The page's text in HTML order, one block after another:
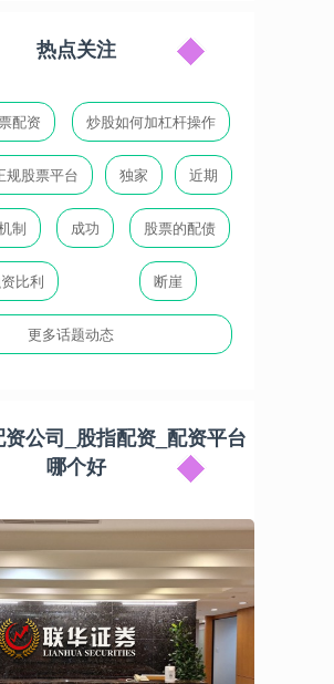
热点关注
配资 炒股如何加杠杆操作
规股票平台 独家 近期
制 成功 股票的配债
比利 断崖
更多话题动态
公司_股指配资_配资平台
哪个好